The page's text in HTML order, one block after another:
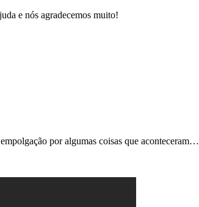
e nós agradecemos muito!
por algumas coisas que aconteceram…